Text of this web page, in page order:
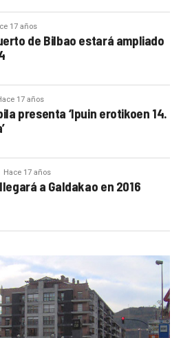
17 años
de Bilbao estará ampliado
17 años
presenta ‘Ipuin erotikoen 14.
Hace 17 años
a Galdakao en 2016